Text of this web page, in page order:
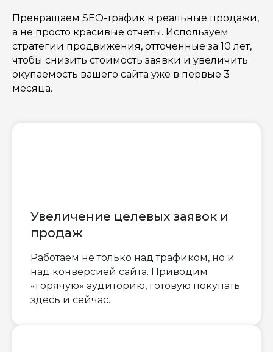
Превращаем SEO-трафик в реальные продажи,
а не просто красивые отчеты. Используем
стратегии продвижения, отточенные за 10 лет,
чтобы снизить стоимость заявки и увеличить
окупаемость вашего сайта уже в первые 3
месяца.
Увеличение целевых заявок и
продаж
Работаем не только над трафиком, но и
над конверсией сайта. Приводим
«горячую» аудиторию, готовую покупать
здесь и сейчас.